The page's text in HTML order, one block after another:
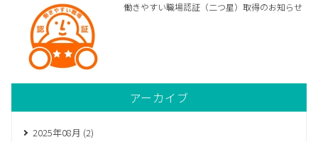
働きやすい職場認証（二つ星）取得のお知らせ
アーカイブ
2025年08月 (2)